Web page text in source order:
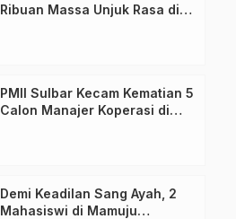
Ribuan Massa Unjuk Rasa di
PMII Sulbar Kecam Kematian 5
Calon Manajer Koperasi di
Demi Keadilan Sang Ayah, 2
Mahasiswi di Mamuju